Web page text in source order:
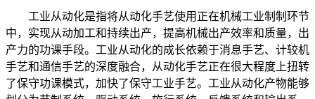
工业从动化是指将从动化手艺使用正在机械工业制制环节
中，实现从动加工和持续出产，提高机械出产效率和质量，出
产力的功课手段。工业从动化的成长依赖于消息手艺、计较机
手艺和通信手艺的深度融合，从动化手艺正在很大程度上扭转
了保守功课模式，加快了保守工业手艺。工业从动化产物能够